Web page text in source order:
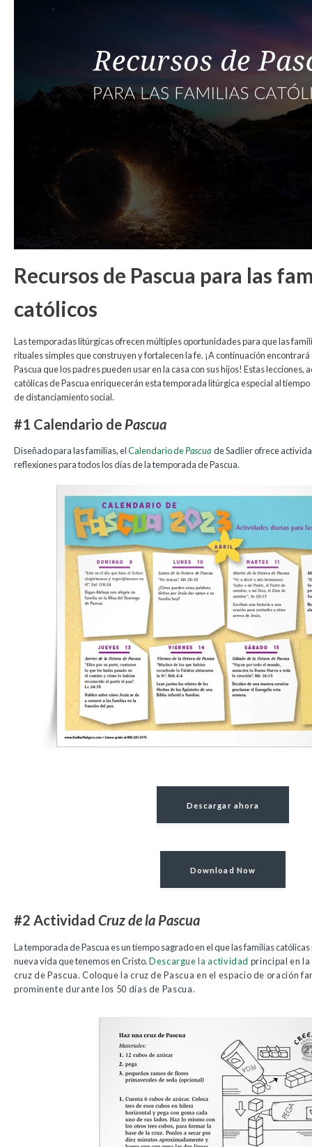
Recursos de Pascua para las
católicos
Las temporadas litúrgicas ofrecen múltiples oportunidades para que las
rituales simples que construyen y fortalecen la fe. ¡A continuación
Pascua que los padres pueden usar en la casa con sus hijos! Estas lecciones,
católicas de Pascua enriquecerán esta temporada litúrgica especial al
de distanciamiento social.
#1 Calendario de Pascua
Diseñado para las familias, elCalendario dePascua de Sadlier ofrece
reflexiones para todos los días de la temporada de Pascua.
Descargar ahora
Download Now
#2 Actividad Cruz de la Pascua
La temporada de Pascua es un tiempo sagrado en el que las familias
nueva vida que tenemos en Cristo.Descargue la actividad principal en la
cruz de Pascua. Coloque la cruz de Pascua en el espacio de oración
prominente durante los 50 días de Pascua.